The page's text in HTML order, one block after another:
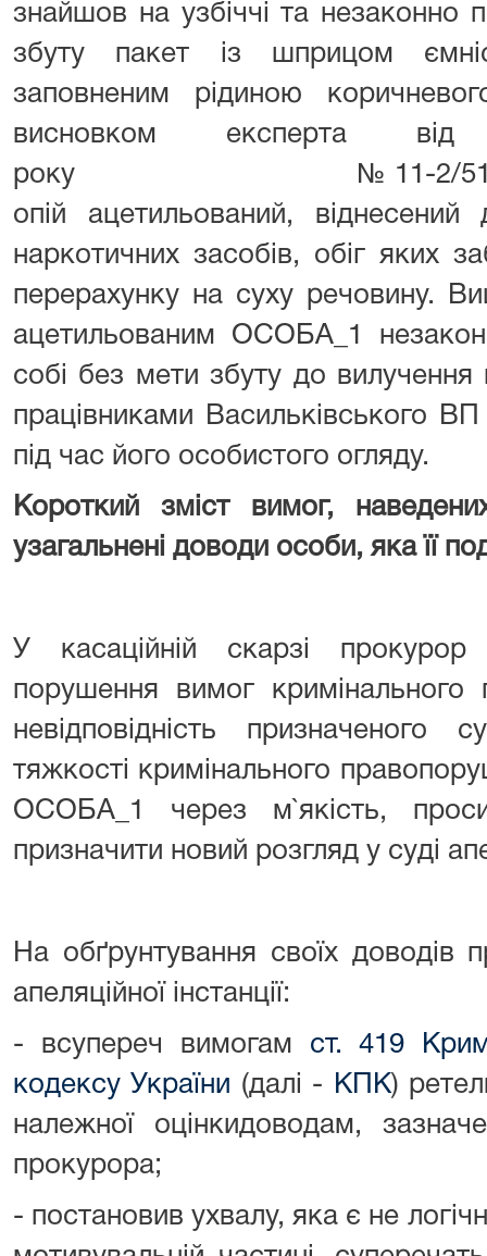
знайшов на узбіччі та незаконно
збуту пакет із шприцом
заповненим рідиною
висновком експерта
року № 11-2/5106
опій ацетильований,
наркотичних засобів, обіг яких
перерахунку на суху речовину.
ацетильованим ОСОБА_1
собі без мети збуту до
працівниками Васильківського
під час його особистого огляду.
Короткий зміст вимог,
узагальнені доводи особи, яка її
У касаційній скарзі
порушення вимог кримінального
невідповідність призначеного
тяжкості кримінального
ОСОБА_1 через м`якість,
призначити новий розгляд у суді
На обґрунтування своїх доводів
апеляційної інстанції:
- всупереч вимогам ст. 419
кодексу України (далі - КПК)
належної оцінкидоводам,
прокурора;
- постановив ухвалу, яка є не